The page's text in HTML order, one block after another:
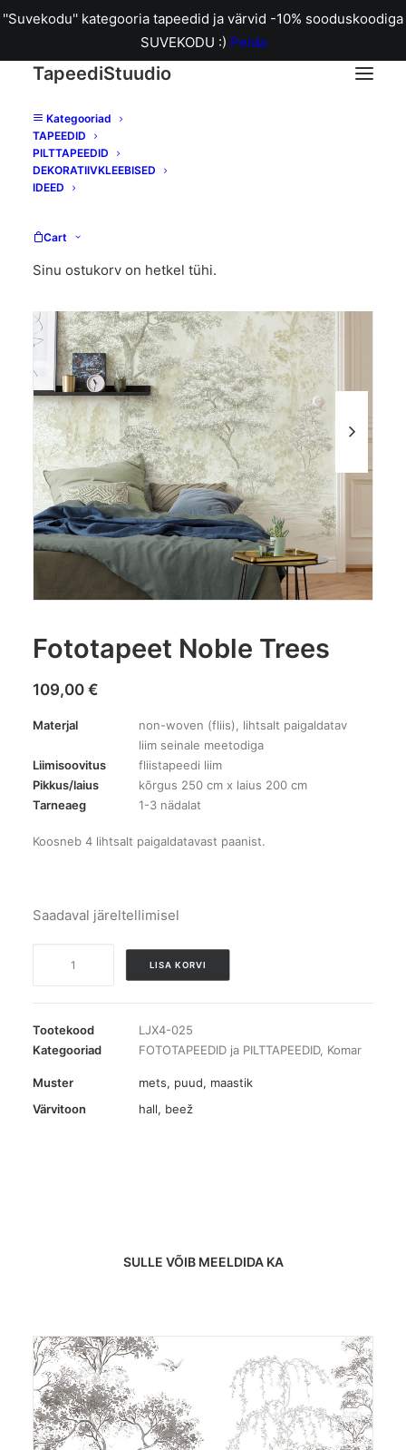
''Suvekodu'' kategooria tapeedid ja värvid -10% sooduskoodiga
SUVEKODU :) Peida
TapeediStuudio
Kategooriad
TAPEEDID
PILTTAPEEDID
DEKORATIIVKLEEBISED
IDEED
Cart
Sinu ostukorv on hetkel tühi.
Home Fototapeet Noble Trees
Fototapeet Noble Trees
109,00 €
Materjal
non-woven (fliis), lihtsalt paigaldatav
liim seinale meetodiga
Liimisoovitus
fliistapeedi liim
Pikkus/laius
kõrgus 250 cm x laius 200 cm
Tarneaeg
1-3 nädalat
Koosneb 4 lihtsalt paigaldatavast paanist.
Saadaval järeltellimisel
kogus
LISA KORVI
Tootekood
LJX4-025
Kategooriad
FOTOTAPEEDID ja PILTTAPEEDID, Komar
Muster mets, puud, maastik
Värvitoon
hall, beež
SULLE VÕIB MEELDIDA KA